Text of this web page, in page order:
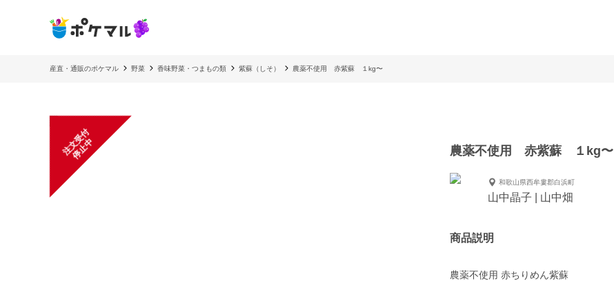
産直・通販のポケマル 野菜 香味野菜・つまもの類 紫蘇（しそ） 農薬不使用 赤紫蘇 １kg〜
注
文
受
付
停
止
中 農薬不使用 赤紫蘇 １kg〜
和歌山県西牟婁郡白浜町
山中晶子 | 山中畑
商品説明
農薬不使用 赤ちりめん紫蘇